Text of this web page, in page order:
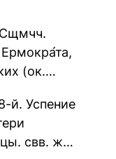
Сщмчч.
(ок.
й. Успение
свв. жен